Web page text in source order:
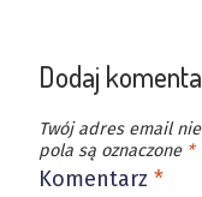
Dodaj
Twój adres email
pola są oznaczone *
Komentarz *